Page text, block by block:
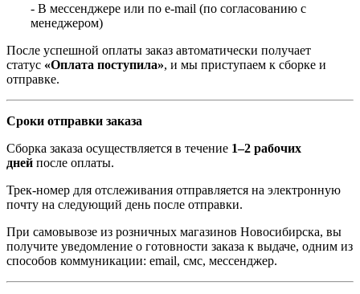
- В мессенджере или по e-mail (по согласованию с
менеджером)
После успешной оплаты заказ автоматически получает
статус «Оплата поступила», и мы приступаем к сборке и
отправке.
Сроки отправки заказа
Сборка заказа осуществляется в течение 1–2 рабочих
дней после оплаты.
Трек-номер для отслеживания отправляется на электронную
почту на следующий день после отправки.
При самовывозе из розничных магазинов Новосибирска, вы
получите уведомление о готовности заказа к выдаче, одним из
способов коммуникации: email, смс, мессенджер.